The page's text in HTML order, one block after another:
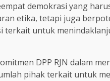
demokrasi yang
etika, tetapi juga
terkait untuk
DPP RJN dalam
pihak terkait untuk